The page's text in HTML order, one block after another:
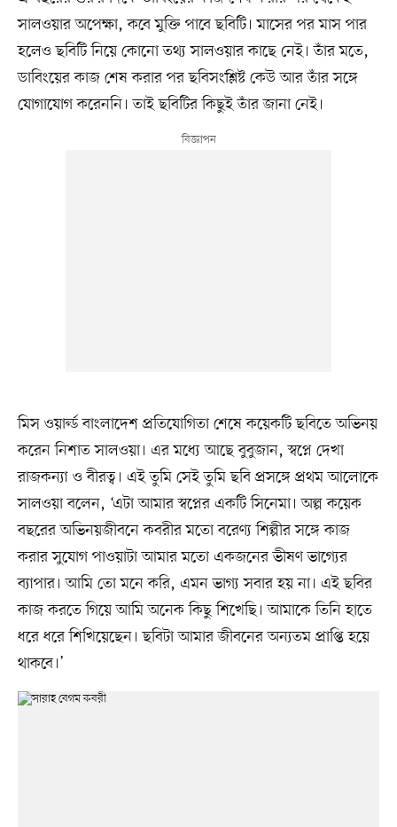
সালওয়ার অপেক্ষা, কবে মুক্তি পাবে ছবিটি। মাসের পর মাস পার
হলেও ছবিটি নিয়ে কোনো তথ্য সালওয়ার কাছে নেই। তাঁর মতে,
ডাবিংয়ের কাজ শেষ করার পর ছবিসংশ্লিষ্ট কেউ আর তাঁর সঙ্গে
যোগাযোগ করেননি। তাই ছবিটির কিছুই তাঁর জানা নেই।
মিস ওয়ার্ল্ড বাংলাদেশ প্রতিযোগিতা শেষে কয়েকটি ছবিতে অভিনয়
করেন নিশাত সালওয়া। এর মধ্যে আছে বুবুজান, স্বপ্নে দেখা
রাজকন্যা ও বীরত্ব। এই তুমি সেই তুমি ছবি প্রসঙ্গে প্রথম আলোকে
সালওয়া বলেন, ‘এটা আমার স্বপ্নের একটি সিনেমা। অল্প কয়েক
বছরের অভিনয়জীবনে কবরীর মতো বরেণ্য শিল্পীর সঙ্গে কাজ
করার সুযোগ পাওয়াটা আমার মতো একজনের ভীষণ ভাগ্যের
ব্যাপার। আমি তো মনে করি, এমন ভাগ্য সবার হয় না। এই ছবির
কাজ করতে গিয়ে আমি অনেক কিছু শিখেছি। আমাকে তিনি হাতে
ধরে ধরে শিখিয়েছেন। ছবিটা আমার জীবনের অন্যতম প্রাপ্তি হয়ে
থাকবে।’